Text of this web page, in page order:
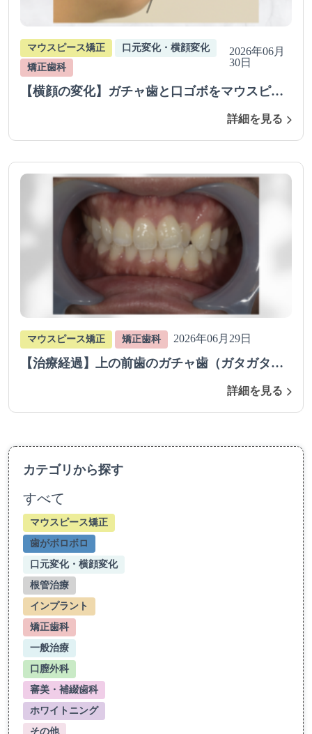
マウスピース矯正
口元変化・横顔変化
矯正歯科
2026年06月
30日
【横顔の変化】ガチャ歯と口ゴボをマウスピー
ス矯正（抜歯あり）で治療、改善を行った症例
詳細を見る
マウスピース矯正 矯正歯科 2026年06月29日
【治療経過】上の前歯のガチャ歯（ガタガタ歯
並び）をマウスピース矯正で治療を行った症例
詳細を見る
カテゴリから探す
すべて
マウスピース矯正
歯がボロボロ
口元変化・横顔変化
根管治療
インプラント
矯正歯科
一般治療
口膣外科
審美・補綴歯科
ホワイトニング
その他